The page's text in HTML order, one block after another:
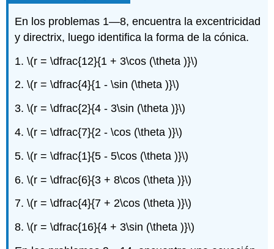
En los problemas 1—8, encuentra la excentricidad
y directrix, luego identifica la forma de la cónica.
1.\(r = \dfrac{12}{1 + 3\cos (\theta )}\)
2.\(r = \dfrac{4}{1 - \sin (\theta )}\)
3.\(r = \dfrac{2}{4 - 3\sin (\theta )}\)
4.\(r = \dfrac{7}{2 - \cos (\theta )}\)
5.\(r = \dfrac{1}{5 - 5\cos (\theta )}\)
6.\(r = \dfrac{6}{3 + 8\cos (\theta )}\)
7.\(r = \dfrac{4}{7 + 2\cos (\theta )}\)
8.\(r = \dfrac{16}{4 + 3\sin (\theta )}\)